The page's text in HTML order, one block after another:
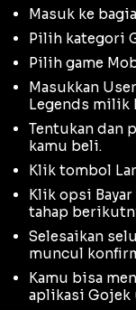
Masuk ke
Pilih kategori
Pilih game
Masukkan
Legends milik
Tentukan dan
kamu beli.
Klik tombol
Klik opsi
tahap
Selesaikan
muncul
Kamu bisa
aplikasi Gojek